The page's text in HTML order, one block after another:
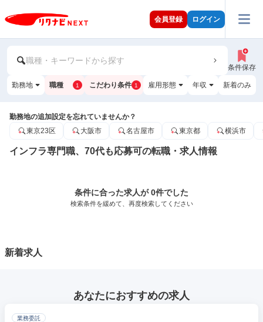
会員登録 ログイン
職種・キーワードから探す
条件保存
勤務地 職種 1 こだわり条件 1 雇用形態 年収 新着のみ
勤務地の追加設定を忘れていませんか？
東京23区
大阪市 名古屋市 東京都 横浜市
インフラ専門職、70代も応募可の転職・求人情報
条件に合った求人が 0件でした
検索条件を緩めて、再度検索してください
新着求人
あなたにおすすめの求人
業務委託